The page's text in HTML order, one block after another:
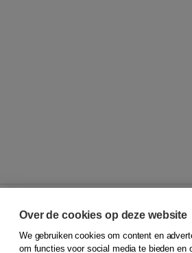
© 2026Koninklijke Boom uitgevers
Over de cookies op deze website
We gebruiken cookies om content en
om functies voor social media te bieden en